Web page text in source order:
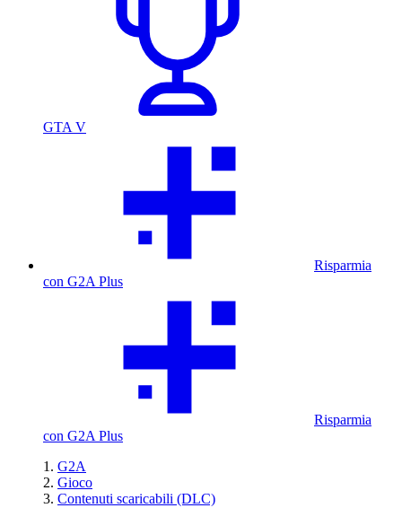
GTA V
Risparmia
con G2A Plus
Risparmia
con G2A Plus
G2A
Gioco
Contenuti scaricabili (DLC)